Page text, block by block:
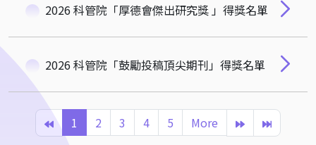
2026 科管院「厚德會傑出研究獎 」得獎名單
2026 科管院「鼓勵投稿頂尖期刊」得獎名單
1 2 3 4 5 More